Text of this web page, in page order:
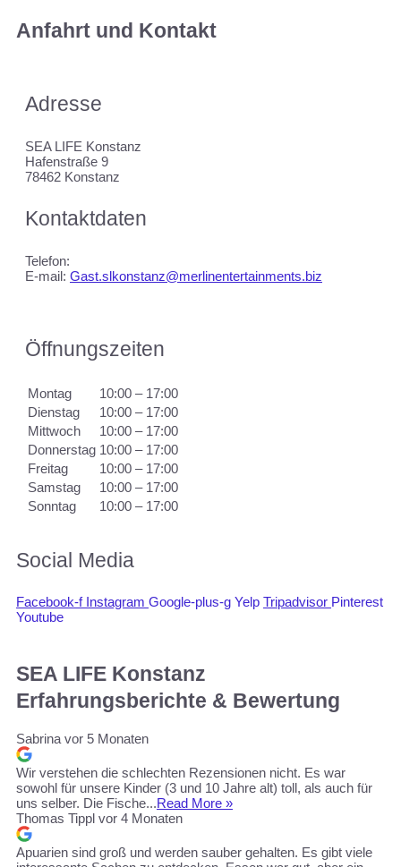
Anfahrt und Kontakt
Adresse
SEA LIFE Konstanz
Hafenstraße 9
78462 Konstanz
Kontaktdaten
Telefon:
E-mail: Gast.slkonstanz@merlinentertainments.biz
Öffnungszeiten
Montag
10:00 – 17:00
Dienstag
10:00 – 17:00
Mittwoch
10:00 – 17:00
Donnerstag 10:00 – 17:00
Freitag
10:00 – 17:00
Samstag
10:00 – 17:00
Sonntag
10:00 – 17:00
Social Media
Facebook-f Instagram Google-plus-g Yelp Tripadvisor Pinterest
Youtube
SEA LIFE Konstanz
Erfahrungsberichte & Bewertung
Sabrina vor 5 Monaten
Wir verstehen die schlechten Rezensionen nicht. Es war
sowohl für unsere Kinder (3 und 10 Jahre alt) toll, als auch für
uns selber. Die Fische...Read More »
Thomas Tippl vor 4 Monaten
Apuarien sind groß und werden sauber gehalten. Es gibt viele